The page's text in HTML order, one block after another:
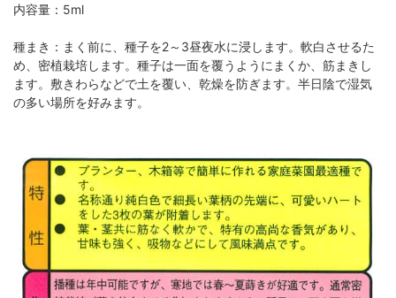
内容量：5ml
種まき：まく前に、種子を2～3昼夜水に浸します。軟白させるた
め、密植栽培します。種子は一面を覆うようにまくか、筋まきし
ます。敷きわらなどで土を覆い、乾燥を防ぎます。半日陰で湿気
の多い場所を好みます。